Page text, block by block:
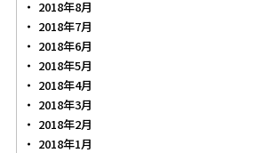
2018年8月
2018年7月
2018年6月
2018年5月
2018年4月
2018年3月
2018年2月
2018年1月